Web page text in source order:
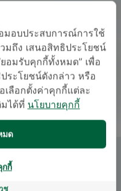
ษ์หัสบรรณ์
มอบประสบการณ์การใช้
มถึง เสนอสิทธิประโยชน์
อมรับคุกกี้ทั้งหมด” เพื่อ
ระโยชน์ดังกล่าว หรือ
เลือกตั้งค่าคุกกี้แต่ละ
มได้ที่ นโยบายคุกกี้
มด
กกี้